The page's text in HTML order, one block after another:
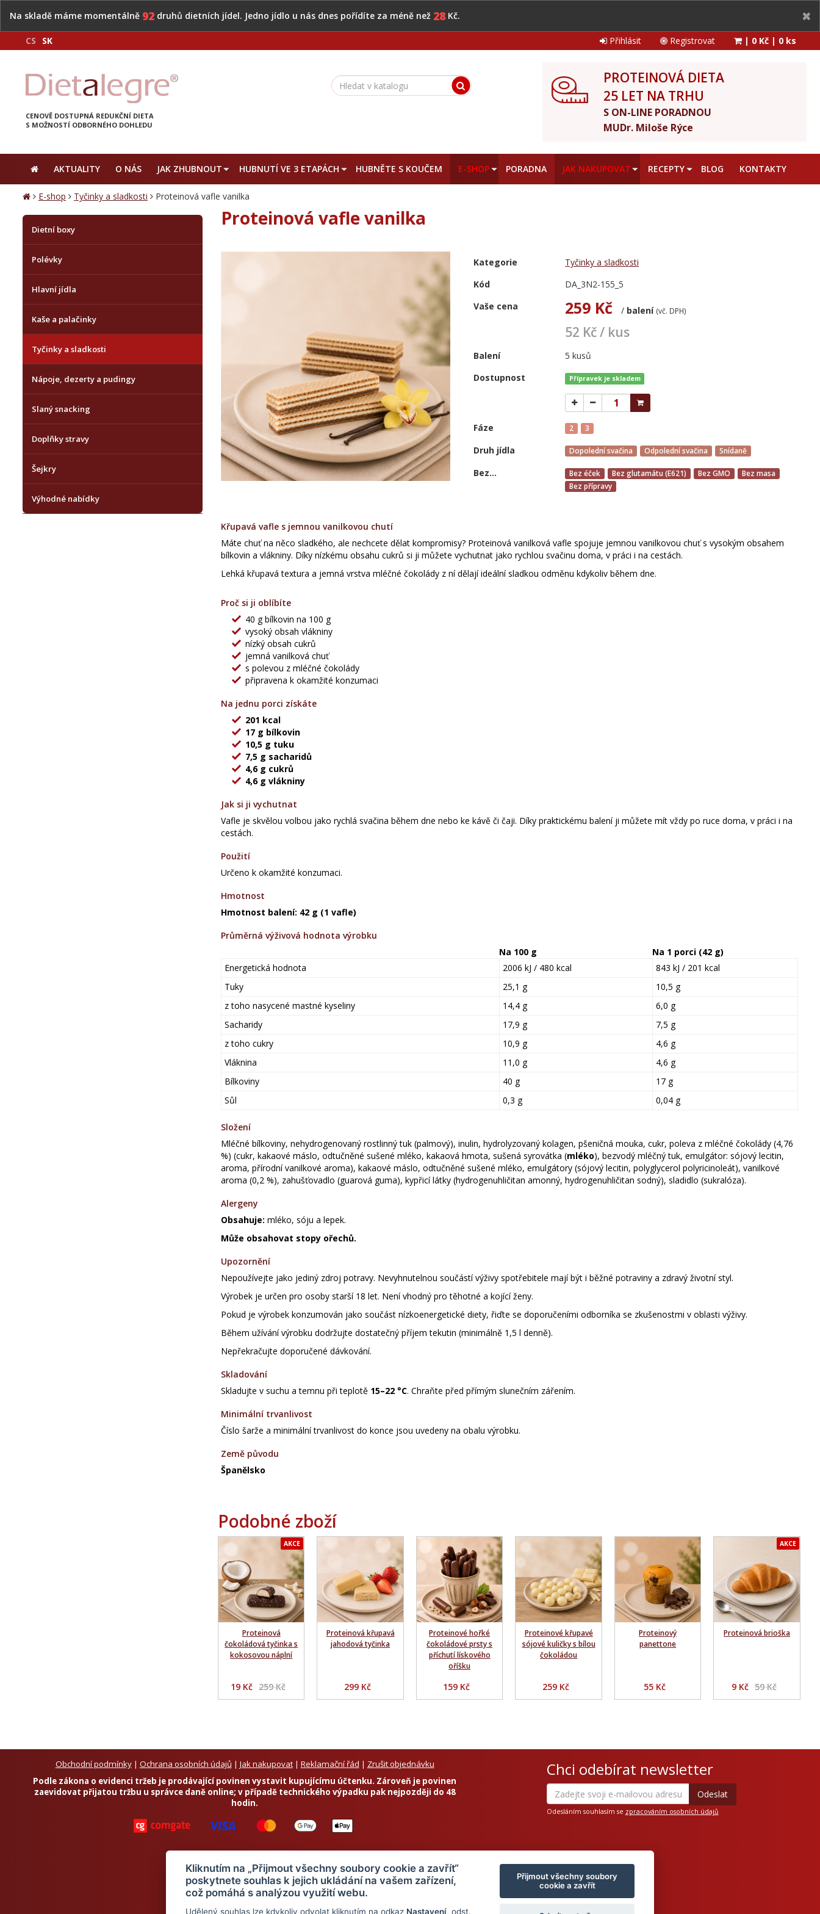
Na skladě máme momentálně 92 druhů dietních jídel. Jedno jídlo u nás dnes pořídíte za méně než 28Kč.
CS SK Přihlásit Registrovat | 0 Kč | 0 ks
CENOVĚ DOSTUPNÁ REDUKČNÍ DIETA
S MOŽNOSTÍ ODBORNÉHO DOHLEDU
PROTEINOVÁ DIETA
25 LET NA TRHU
S ON-LINE PORADNOU
MUDr. Miloše Rýce
AKTUALITY O NÁS JAK ZHUBNOUT HUBNUTÍ VE 3 ETAPÁCH HUBNĚTE S KOUČEM E-SHOP PORADNA JAK NAKUPOVAT RECEPTY BLOG KONTAKTY
E-shop Tyčinky a sladkosti Proteinová vafle vanilka
Dietní boxy
Polévky
Hlavní jídla
Kaše a palačinky
Tyčinky a sladkosti
Nápoje, dezerty a pudingy
Slaný snacking
Doplňky stravy
Šejkry
Výhodné nabídky
Proteinová vafle vanilka
Kategorie
Tyčinky a sladkosti
Kód
DA_3N2-155_5
Vaše cena
259 Kč / balení (vč. DPH)
52 Kč / kus
Balení
5 kusů
Dostupnost
Přípravek je skladem
Fáze 2 3
Druh jídla Dopolední svačina Odpolední svačina Snídaně
Bez... Bez éček Bez glutamátu (E621) Bez GMO
Bez masa
Bez přípravy
Křupavá vafle s jemnou vanilkovou chutí
Máte chuť na něco sladkého, ale nechcete dělat kompromisy? Proteinová vanilková vafle spojuje jemnou vanilkovou chuť s vysokým obsahem
bílkovin a vlákniny. Díky nízkému obsahu cukrů si ji můžete vychutnat jako rychlou svačinu doma, v práci i na cestách.
Lehká křupavá textura a jemná vrstva mléčné čokolády z ní dělají ideální sladkou odměnu kdykoliv během dne.
Proč si ji oblíbíte
40 g bílkovin na 100 g
vysoký obsah vlákniny
nízký obsah cukrů
jemná vanilková chuť
s polevou z mléčné čokolády
připravena k okamžité konzumaci
Na jednu porci získáte
201 kcal
17 g bílkovin
10,5 g tuku
7,5 g sacharidů
4,6 g cukrů
4,6 g vlákniny
Jak si ji vychutnat
Vafle je skvělou volbou jako rychlá svačina během dne nebo ke kávě či čaji. Díky praktickému balení ji můžete mít vždy po ruce doma, v práci i na
cestách.
Použití
Určeno k okamžité konzumaci.
Hmotnost
Hmotnost balení: 42 g (1 vafle)
Průměrná výživová hodnota výrobku
Na 100 g
Na 1 porci (42 g)
Energetická hodnota
2006 kJ / 480 kcal
843 kJ / 201 kcal
Tuky
25,1 g
10,5 g
z toho nasycené mastné kyseliny
14,4 g
6,0 g
Sacharidy
17,9 g
7,5 g
z toho cukry
10,9 g
4,6 g
Vláknina
11,0 g
4,6 g
Bílkoviny
40 g
17 g
Sůl
0,3 g 0,04 g
Složení
Mléčné bílkoviny, nehydrogenovaný rostlinný tuk (palmový), inulin, hydrolyzovaný kolagen, pšeničná mouka, cukr, poleva z mléčné čokolády (4,76
%) (cukr, kakaové máslo, odtučněné sušené mléko, kakaová hmota, sušená syrovátka (mléko), bezvodý mléčný tuk, emulgátor: sójový lecitin,
aroma, přírodní vanilkové aroma), kakaové máslo, odtučněné sušené mléko, emulgátory (sójový lecitin, polyglycerol polyricinoleát), vanilkové
aroma (0,2 %), zahušťovadlo (guarová guma), kypřicí látky (hydrogenuhličitan amonný, hydrogenuhličitan sodný), sladidlo (sukralóza).
Alergeny
Obsahuje: mléko, sóju a lepek.
Může obsahovat stopy ořechů.
Upozornění
Nepoužívejte jako jediný zdroj potravy. Nevyhnutelnou součástí výživy spotřebitele mají být i běžné potraviny a zdravý životní styl.
Výrobek je určen pro osoby starší 18 let. Není vhodný pro těhotné a kojící ženy.
Pokud je výrobek konzumován jako součást nízkoenergetické diety, řiďte se doporučeními odborníka se zkušenostmi v oblasti výživy.
Během užívání výrobku dodržujte dostatečný příjem tekutin (minimálně 1,5 l denně).
Nepřekračujte doporučené dávkování.
Skladování
Skladujte v suchu a temnu při teplotě 15–22 °C. Chraňte před přímým slunečním zářením.
Minimální trvanlivost
Číslo šarže a minimální trvanlivost do konce jsou uvedeny na obalu výrobku.
Země původu
Španělsko
Podobné zboží
AKCE
Proteinová
čokoládová tyčinka s
kokosovou náplní
19 Kč 259 Kč
Proteinová křupavá
jahodová tyčinka
299 Kč
Proteinové hořké
čokoládové prsty s
příchutí lískového
oříšku
159 Kč
Proteinové křupavé
sójové kuličky s bílou
čokoládou
259 Kč
Proteinový
panettone
55 Kč
AKCE
Proteinová brioška
9 Kč 59 Kč
Obchodní podmínky| Ochrana osobních údajů | Jak nakupovat| Reklamační řád | Zrušit objednávku
Podle zákona o evidenci tržeb je prodávající povinen vystavit kupujícímu účtenku. Zároveň je povinen
zaevidovat přijatou tržbu u správce daně online; v případě technického výpadku pak nejpozději do 48
hodin.
Chci odebírat newsletter
Odesláním souhlasím se zpracováním osobních údajů
© 2026 Dietalegre - bílkovinná dieta pro zdravé hubnutí
Kliknutím na „Přijmout všechny soubory cookie a zavřít“
poskytnete souhlas k jejich ukládání na vašem zařízení,
což pomáhá s analýzou využití webu.
Udělený souhlas lze kdykoliv odvolat kliknutím na odkaz Nastavení, odst.
Přijmout všechny soubory
cookie a zavřít